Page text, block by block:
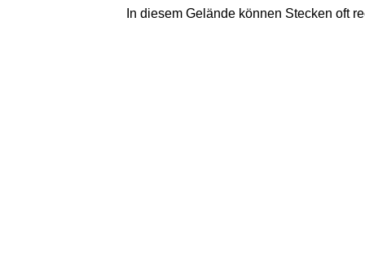
In diesem Gelände können Stecken oft